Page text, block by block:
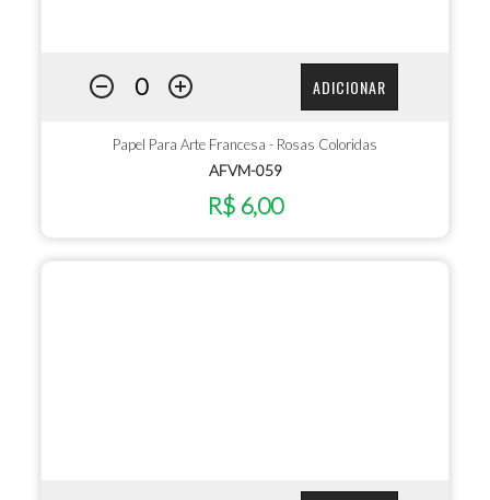
ADICIONAR
Papel Para Arte Francesa - Rosas Coloridas
AFVM-059
R$ 6,00